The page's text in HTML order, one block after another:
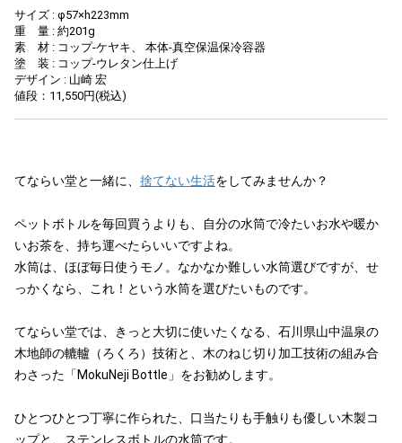
サイズ : φ57×h223mm
重 量 : 約201g
素 材 : コップ-ケヤキ、 本体-真空保温保冷容器
塗 装 : コップ-ウレタン仕上げ
デザイン : 山崎 宏
値段：11,550円(税込)
てならい堂と一緒に、 捨てない生活をしてみませんか？
ペットボトルを毎回買うよりも、自分の水筒で冷たいお水や暖か
いお茶を、持ち運べたらいいですよね。
水筒は、ほぼ毎日使うモノ。なかなか難しい水筒選びですが、せ
っかくなら、これ！という水筒を選びたいものです。
てならい堂では、きっと大切に使いたくなる、石川県山中温泉の
木地師の轆轤（ろくろ）技術と、木のねじ切り加工技術の組み合
わさった「MokuNeji Bottle」をお勧めします。
ひとつひとつ丁寧に作られた、口当たりも手触りも優しい木製コ
ップと、ステンレスボトルの水筒です。